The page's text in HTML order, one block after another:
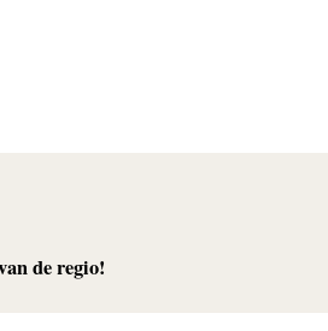
de regio!